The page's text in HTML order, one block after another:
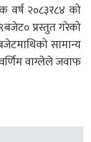
२०८३र८४ को
प्रस्तुत गरेको
सामान्य
वाग्लेले जवाफ